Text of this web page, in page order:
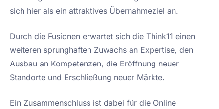
sich hier als ein attraktives Übernahmeziel an.
Durch die Fusionen erwartet sich die Think11 einen
weiteren sprunghaften Zuwachs an Expertise, den
Ausbau an Kompetenzen, die Eröffnung neuer
Standorte und Erschließung neuer Märkte.
Ein Zusammenschluss ist dabei für die Online